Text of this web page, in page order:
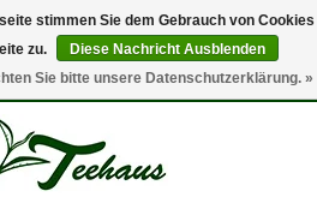
stimmen Sie dem Gebrauch von Cookies
zu.
Diese Nachricht Ausblenden
Sie bitte unsere Datenschutzerklärung. »